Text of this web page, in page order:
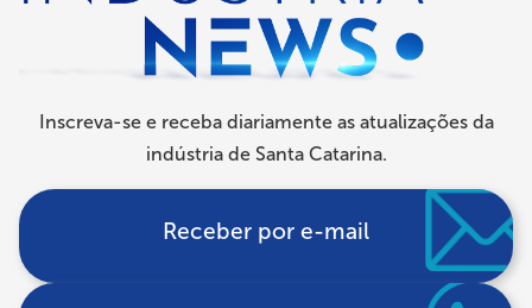
Inscreva-se e receba diariamente as atualizações da
indústria de Santa Catarina.
Receber por e-mail